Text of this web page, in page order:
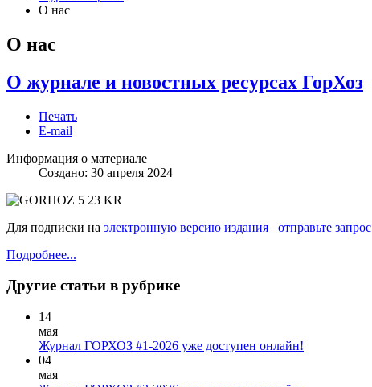
О нас
О нас
О журнале и новостных ресурсах ГорХоз
Печать
E-mail
Информация о материале
Создано: 30 апреля 2024
Для подписки на электронную версию издания отправьте запрос
Подробнее...
Другие статьи в рубрике
14
мая
Журнал ГОРХОЗ #1-2026 уже доступен онлайн!
04
мая